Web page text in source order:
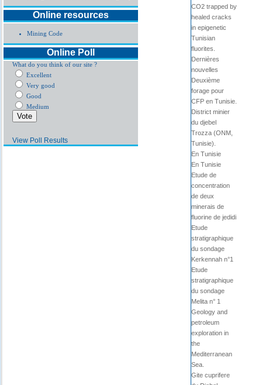
Online resources
Mining Code
Online Poll
What do you think of our site ?
Excellent
Very good
Good
Medium
View Poll Results
CO2 trapped by
healed cracks
in epigenetic
Tunisian
fluorites.
Dernières
nouvelles
Deuxième
forage pour
CFP en Tunisie.
District minier
du djebel
Trozza (ONM,
Tunisie).
En Tunisie
En Tunisie
Etude de
concentration
de deux
minerais de
fluorine de jedidi
Etude
stratigraphique
du sondage
Kerkennah n°1
Etude
stratigraphique
du sondage
Melita n° 1
Geology and
petroleum
exploration in
the
Mediterranean
Sea.
Gite cuprifere